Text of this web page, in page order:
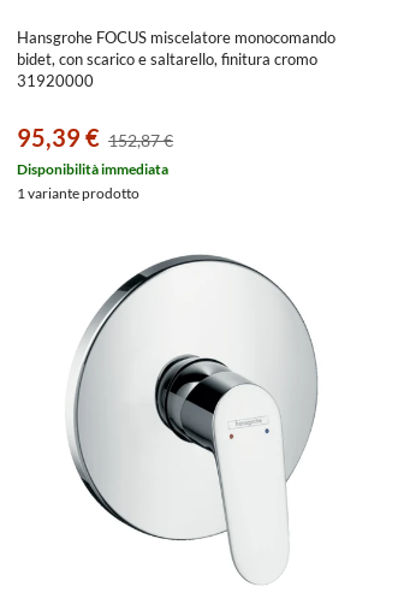
Hansgrohe FOCUS miscelatore monocomando
bidet, con scarico e saltarello, finitura cromo
31920000
95,39 € 152,87 €
Disponibilità immediata
1 variante prodotto